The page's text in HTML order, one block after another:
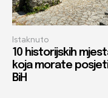
Istaknuto
10 historijskih
koja morate
BiH